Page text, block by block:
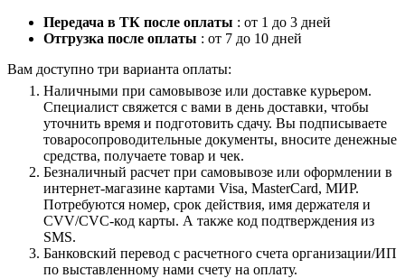
Передача в ТК после оплаты : от 1 до 3 дней
Отгрузка после оплаты : от 7 до 10 дней
Вам доступно три варианта оплаты:
Наличными при самовывозе или доставке курьером.
Специалист свяжется с вами в день доставки, чтобы
уточнить время и подготовить сдачу. Вы подписываете
товаросопроводительные документы, вносите денежные
средства, получаете товар и чек.
Безналичный расчет при самовывозе или оформлении в
интернет-магазине картами Visa, MasterCard, МИР.
Потребуются номер, срок действия, имя держателя и
CVV/CVC-код карты. А также код подтверждения из
SMS.
Банковский перевод с расчетного счета организации/ИП
по выставленному нами счету на оплату.